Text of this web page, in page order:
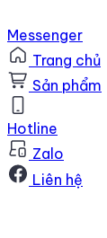
Messenger
Trang chủ
Sản phẩm
Hotline
Zalo
Liên hệ